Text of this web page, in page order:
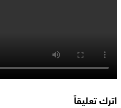
اترك تعليقاً